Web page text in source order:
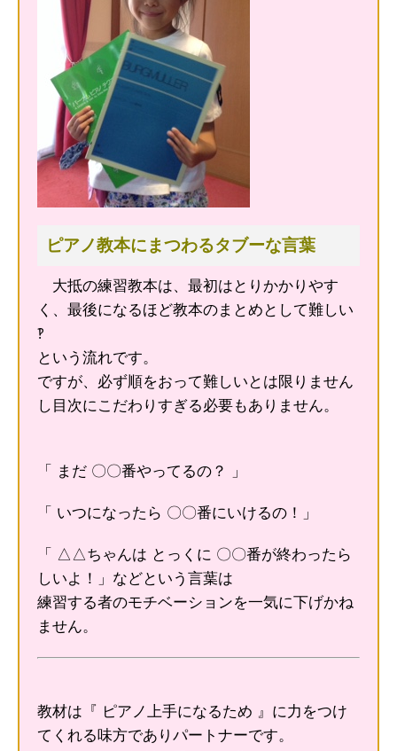
ピアノ教本にまつわるタブーな言葉
大抵の練習教本は、最初はとりかかりやす
く、最後になるほど教本のまとめとして難しい
‽
という流れです。
ですが、必ず順をおって難しいとは限りません
し目次にこだわりすぎる必要もありません。
「 まだ 〇〇番やってるの？ 」
「 いつになったら 〇〇番にいけるの！」
「 △△ちゃんは とっくに 〇〇番が終わったら
しいよ！」などという言葉は
練習する者のモチベーションを一気に下げかね
ません。
教材は『 ピアノ上手になるため 』に力をつけ
てくれる味方でありパートナーです。